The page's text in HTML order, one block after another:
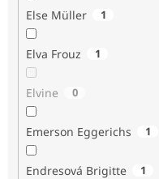
Else Müller 1
Elva Frouz 1
Elvine 0
Emerson Eggerichs 1
Endresová Brigitte 1